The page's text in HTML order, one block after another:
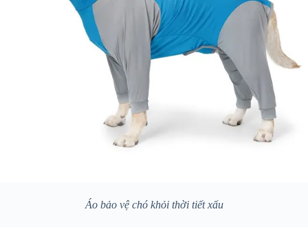
Áo bảo vệ chó khỏi thời tiết xấu